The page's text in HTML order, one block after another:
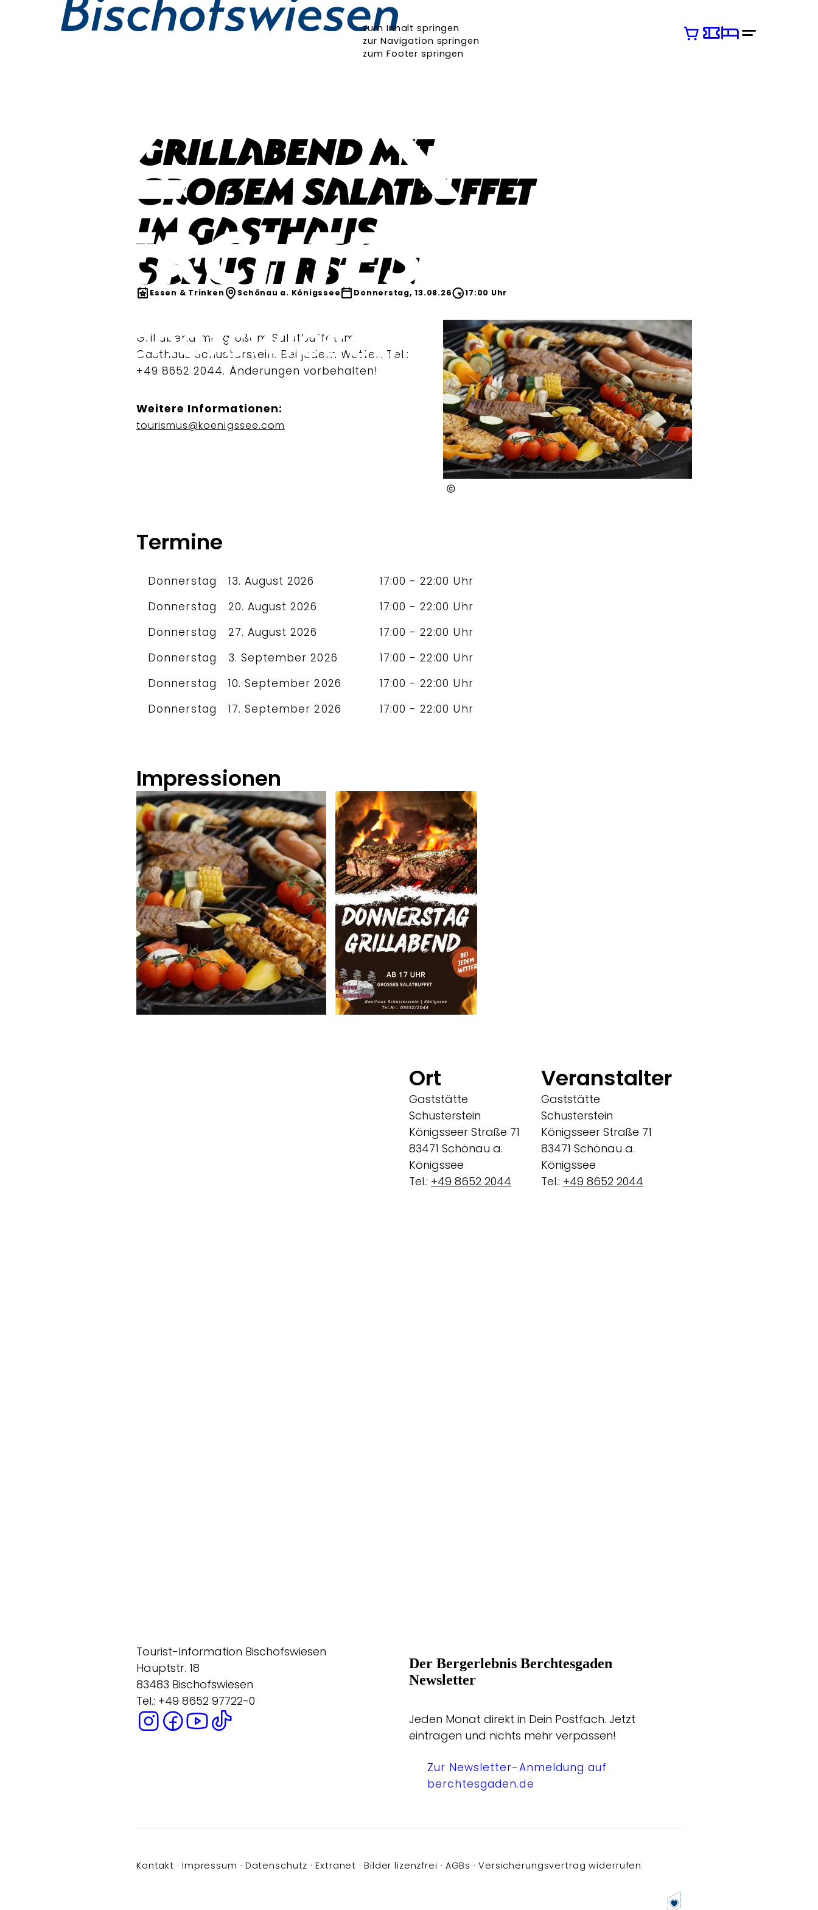
zum Inhalt springen
zur Navigation springen
zum Footer springen
Grillabend mit
großem Salatbuffet
im Gasthaus
Schusterstein
Essen & Trinken Schönau a. Königssee Donnerstag, 13.08.26 17:00 Uhr
Pixabay
Grillabend mit großem Salatbuffet im
Gasthaus Schusterstein. Bei jedem Wetter. Tel.:
+49 8652 2044. Änderungen vorbehalten!
Weitere Informationen:
tourismus@koenigssee.com
Termine
Donnerstag 13. August 2026
17:00 - 22:00 Uhr
Donnerstag
20. August 2026
17:00 - 22:00 Uhr
Donnerstag
27. August 2026
17:00 - 22:00 Uhr
Donnerstag
3. September 2026
17:00 - 22:00 Uhr
Donnerstag
10. September 2026
17:00 - 22:00 Uhr
Donnerstag
17. September 2026 17:00 - 22:00 Uhr
Impressionen
Ort
Gaststätte
Schusterstein
Königsseer Straße 71
83471 Schönau a.
Königssee
Tel.: +49 8652 2044
Veranstalter
Gaststätte
Schusterstein
Königsseer Straße 71
83471 Schönau a.
Königssee
Tel.: +49 8652 2044
Tourist-Information Bischofswiesen
Hauptstr. 18
83483 Bischofswiesen
Tel.: +49 8652 97722-0
Der Bergerlebnis Berchtesgaden
Newsletter
Jeden Monat direkt in Dein Postfach. Jetzt
eintragen und nichts mehr verpassen!
Zur Newsletter-Anmeldung auf
berchtesgaden.de
Kontakt Impressum Datenschutz Extranet Bilder lizenzfrei AGBs Versicherungsvertrag widerrufen